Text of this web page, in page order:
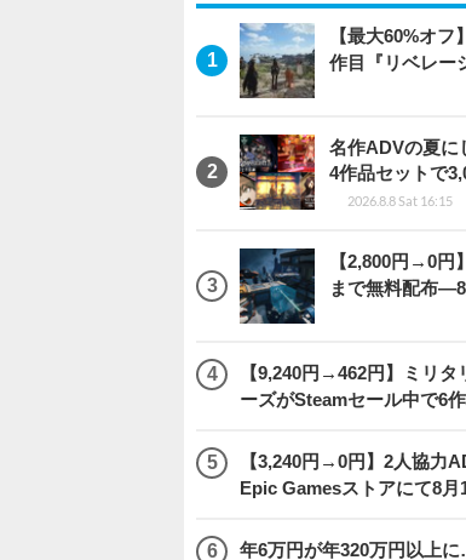
【最大60%オ
作目『リベレー
名作ADVの夏に
4作品セットで
2026.8.8 Sat 16:15
【2,800円→0円
まで無料配布
【9,240円→462円】ミリ
ーズがSteamセール中で6
【3,240円→0円】2人協力
Epic Gamesストアにて8月
年6万円が年320万円以上